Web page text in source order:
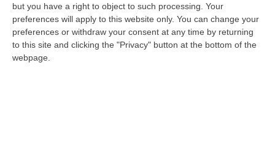
but you have a right to object to such processing. Your
preferences will apply to this website only. You can change your
preferences or withdraw your consent at any time by returning
to this site and clicking the "Privacy" button at the bottom of the
webpage.
a un tema di profonda attualità: “Sotto lo
stesso cielo: Connessioni spirituali tra popoli
e culture”
Pubblicato il: 28/07/26 – 14:47